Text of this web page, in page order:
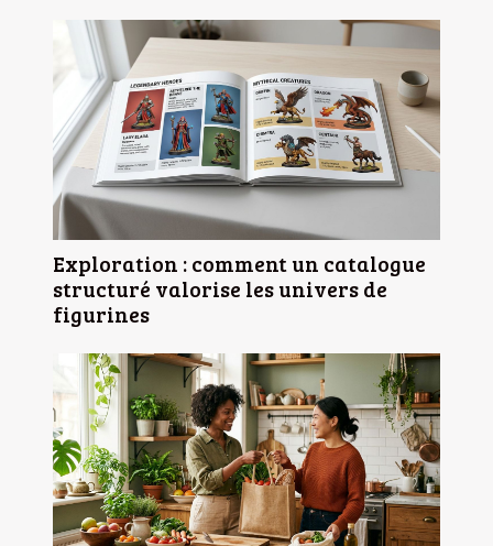
Exploration : comment un catalogue
structuré valorise les univers de
figurines